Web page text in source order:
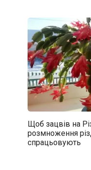
Щоб зацвів на
розмноження
спрацьовують